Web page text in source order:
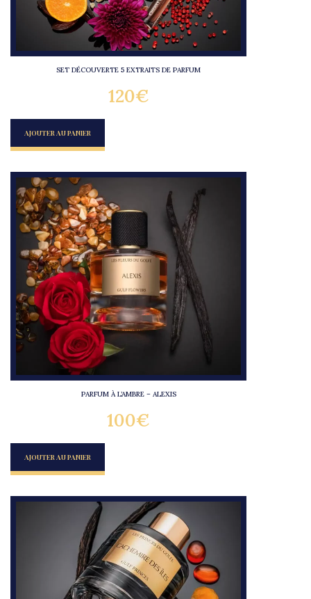
SET DÉCOUVERTE 5 EXTRAITS DE PARFUM
120€
AJOUTER AU PANIER
PARFUM À L’AMBRE – ALEXIS
100€
AJOUTER AU PANIER